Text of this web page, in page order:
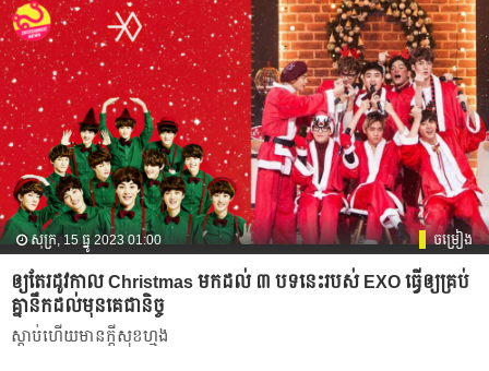
សុក្រ, 15 ធ្នូ 2023 01:00 ចម្រៀង
ឲ្យតែរដូវកាល Christmas មកដល់ ៣ បទនេះរបស់ EXO ធ្វើឲ្យគ្រប់
គ្នានឹកដល់មុនគេជានិច្ច
ស្ដាប់ហើយមានក្ដីសុខហ្មង